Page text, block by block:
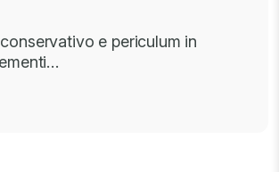
e periculum in